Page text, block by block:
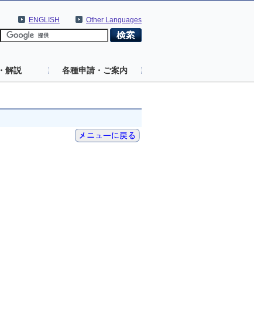
Other Languages
ENGLISH
解説 各種申請・ご案内